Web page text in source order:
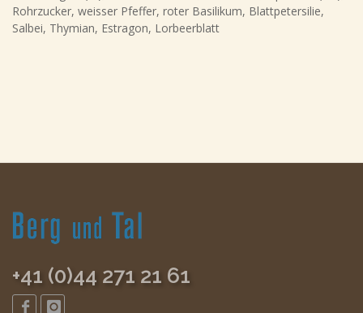
Rohrzucker, weisser Pfeffer, roter Basilikum, Blattpetersilie,
Salbei, Thymian, Estragon, Lorbeerblatt
+41 (0)44 271 21 61